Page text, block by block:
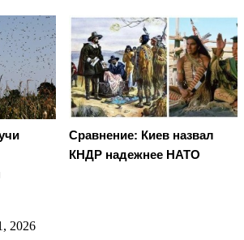
Сравнение: Киев назвал
КНДР надежнее НАТО
2026